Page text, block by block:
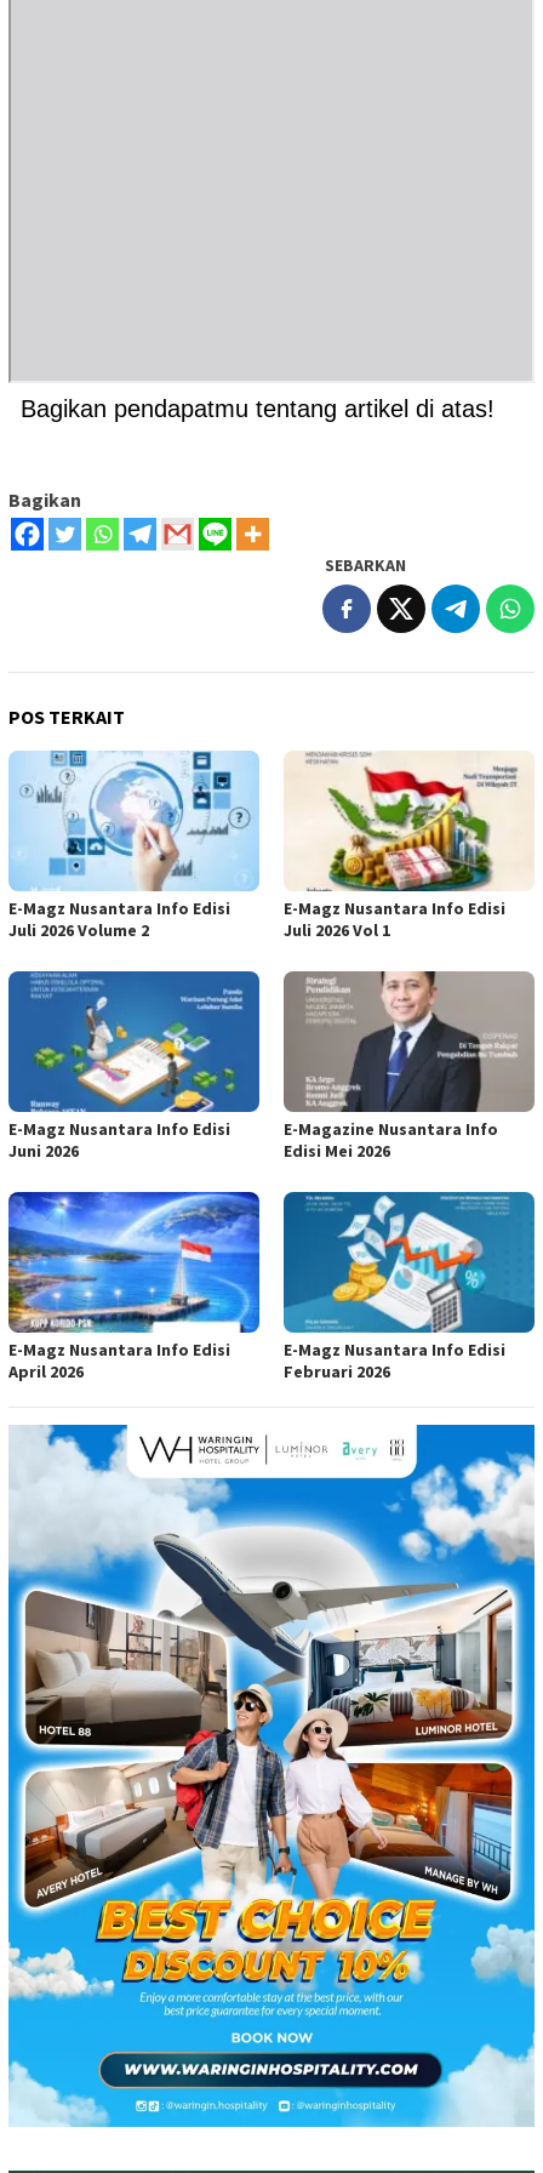
Bagikan pendapatmu tentang artikel di atas!
Bagikan
SEBARKAN
POS TERKAIT
E-Magz Nusantara Info Edisi
Juli 2026 Volume 2
E-Magz Nusantara Info Edisi
Juli 2026 Vol 1
E-Magz Nusantara Info Edisi
Juni 2026
E-Magazine Nusantara Info
Edisi Mei 2026
E-Magz Nusantara Info Edisi
April 2026
E-Magz Nusantara Info Edisi
Februari 2026